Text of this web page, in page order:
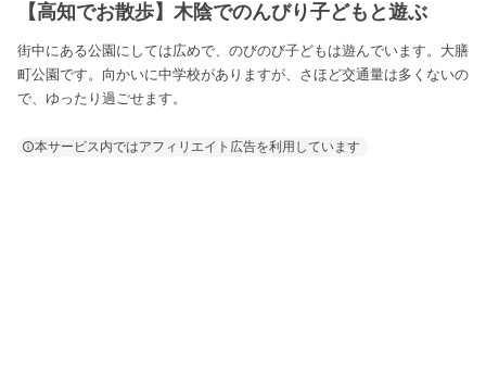
【高知でお散歩】木陰でのんびり子どもと遊ぶ
街中にある公園にしては広めで、のびのび子どもは遊んでいます。大膳
町公園です。向かいに中学校がありますが、さほど交通量は多くないの
で、ゆったり過ごせます。
本サービス内ではアフィリエイト広告を利用しています